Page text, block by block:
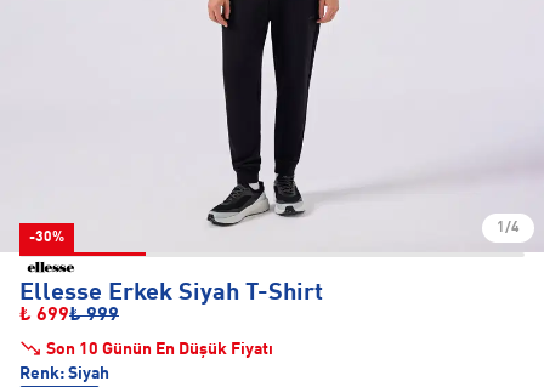
-30%
1/4
Ellesse Erkek Siyah T-Shirt
₺ 699₺ 999
Son 10 Günün En Düşük Fiyatı
Renk: Siyah